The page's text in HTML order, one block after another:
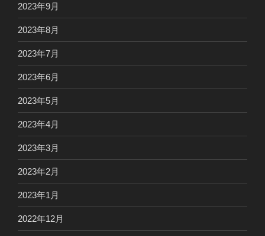
2023年9月
2023年8月
2023年7月
2023年6月
2023年5月
2023年4月
2023年3月
2023年2月
2023年1月
2022年12月